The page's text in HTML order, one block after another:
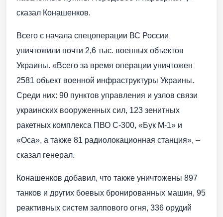
сказал Конашенков.
Всего с начала спецоперации ВС России
уничтожили почти 2,6 тыс. военных объектов
Украины. «Всего за время операции уничтожен
2581 объект военной инфраструктуры Украины.
Среди них: 90 пунктов управления и узлов связи
украинских вооруженных сил, 123 зенитных
ракетных комплекса ПВО С-300, «Бук М-1» и
«Оса», а также 81 радиолокационная станция», –
сказал генерал.
Конашенков добавил, что также уничтожены 897
танков и других боевых бронированных машин, 95
реактивных систем залпового огня, 336 орудий